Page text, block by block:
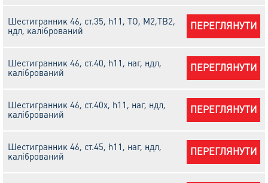
Шестигранник 46, ст.35, h11, ТО, М2,ТВ2,
ндл, калібрований
ПЕРЕГЛЯНУТИ
Шестигранник 46, ст.40, h11, наг, ндл,
калібрований
ПЕРЕГЛЯНУТИ
Шестигранник 46, ст.40х, h11, наг, ндл,
калібрований
ПЕРЕГЛЯНУТИ
Шестигранник 46, ст.45, h11, наг, ндл,
калібрований
ПЕРЕГЛЯНУТИ